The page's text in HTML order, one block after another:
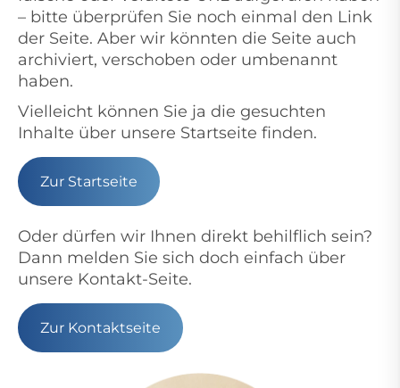
– bitte überprüfen Sie noch einmal den Link
der Seite. Aber wir könnten die Seite auch
archiviert, verschoben oder umbenannt
haben.
Vielleicht können Sie ja die gesuchten
Inhalte über unsere Startseite finden.
Zur Startseite
Oder dürfen wir Ihnen direkt behilflich sein?
Dann melden Sie sich doch einfach über
unsere Kontakt-Seite.
Zur Kontaktseite